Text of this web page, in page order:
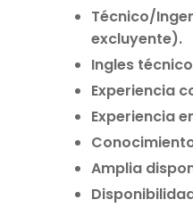
Técnico/
excluyente).
Ingles
Experiencia
Experiencia
Amplia